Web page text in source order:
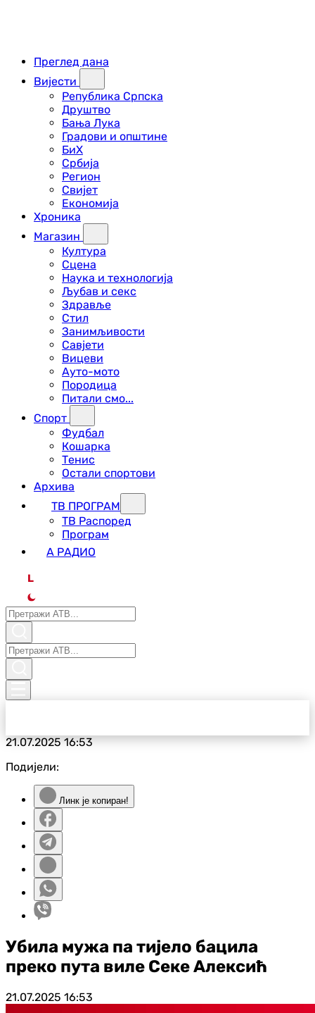
Преглед дана
Вијести
Република Српска
Друштво
Бања Лука
Градови и општине
БиХ
Србија
Регион
Свијет
Економија
Хроника
Магазин
Култура
Сцена
Наука и технологија
Љубав и секс
Здравље
Стил
Занимљивости
Савјети
Вицеви
Ауто-мото
Породица
Питали смо...
Спорт
Фудбал
Кошарка
Тенис
Остали спортови
Архива
ТВ ПРОГРАМ
ТВ Распоред
Програм
А РАДИО
L
21.07.202516:53
Подијели:
Линк је копиран!
Убила мужа па тијело бацила
преко пута виле Секе Алексић
21.07.2025 16:53